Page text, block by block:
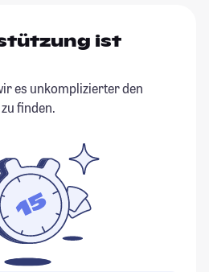
ist
es unkomplizierter den
finden.